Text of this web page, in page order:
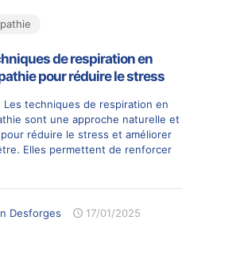
de respiration en
pour réduire le stress
Les techniques de respiration en
sont une approche naturelle et
réduire le stress et améliorer
Elles permettent de renforcer
Desforges 17/01/2025